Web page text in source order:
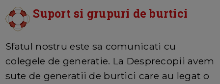
Suport si grupuri de burtici
Sfatul nostru este sa comunicati cu
colegele de generatie. La Desprecopii avem
sute de generatii de burtici care au legat o